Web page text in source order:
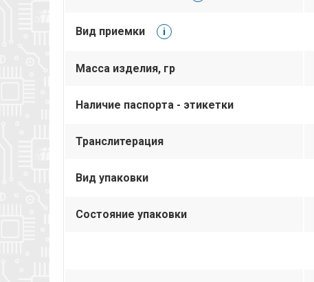
Вид приемки i
Масса изделия, гр
Наличие паспорта - этикетки
Транслитерация
Вид упаковки
Состояние упаковки